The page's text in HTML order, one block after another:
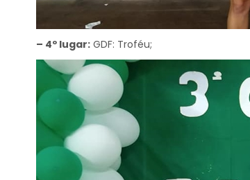
– 4º lugar: GDF: Troféu;